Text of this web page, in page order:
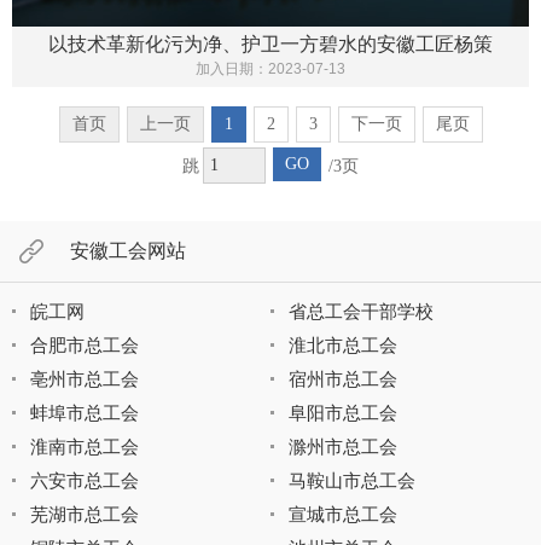
以技术革新化污为净、护卫一方碧水的安徽工匠杨策
加入日期： 2023-07-13
首页 上一页 1 2 3 下一页 尾页
跳 GO /3页
安徽工会网站
皖工网
省总工会干部学校
合肥市总工会
淮北市总工会
亳州市总工会
宿州市总工会
蚌埠市总工会
阜阳市总工会
淮南市总工会
滁州市总工会
六安市总工会
马鞍山市总工会
芜湖市总工会
宣城市总工会